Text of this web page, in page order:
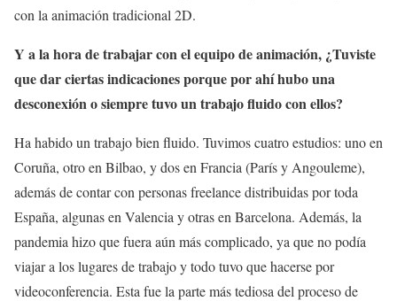
con la animación tradicional 2D.
Y a la hora de trabajar con el equipo de animación, ¿Tuviste
que dar ciertas indicaciones porque por ahí hubo una
desconexión o siempre tuvo un trabajo fluido con ellos?
Ha habido un trabajo bien fluido. Tuvimos cuatro estudios: uno en
Coruña, otro en Bilbao, y dos en Francia (París y Angouleme),
además de contar con personas freelance distribuidas por toda
España, algunas en Valencia y otras en Barcelona. Además, la
pandemia hizo que fuera aún más complicado, ya que no podía
viajar a los lugares de trabajo y todo tuvo que hacerse por
videoconferencia. Esta fue la parte más tediosa del proceso de